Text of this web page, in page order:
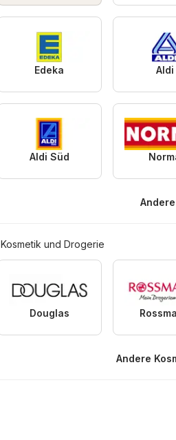
Edeka Aldi
Aldi Süd
Kosmetik und Drogerie
Douglas
Andere